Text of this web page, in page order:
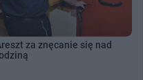
za znęcanie się nad